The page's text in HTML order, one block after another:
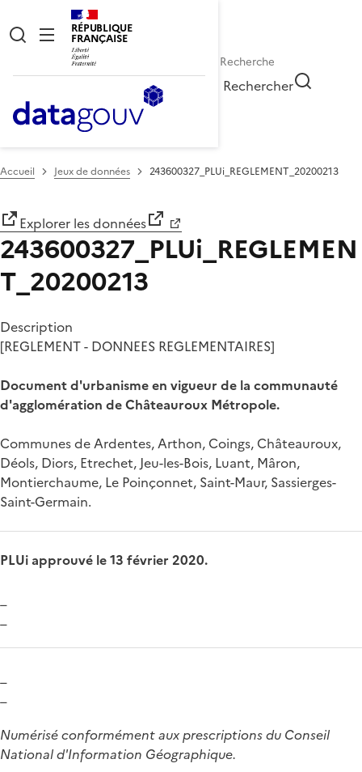
RÉPUBLIQUE
FRANÇAISE
Rechercher
Accueil Jeux de données 243600327_PLUi_REGLEMENT_20200213
Explorer les données
243600327_PLUi_REGLEMEN
T_20200213
Description
[REGLEMENT - DONNEES REGLEMENTAIRES]
Document d'urbanisme en vigueur de la communauté
d'agglomération de Châteauroux Métropole.
Communes de Ardentes, Arthon, Coings, Châteauroux,
Déols, Diors, Etrechet, Jeu-les-Bois, Luant, Mâron,
Montierchaume, Le Poinçonnet, Saint-Maur, Sassierges-
Saint-Germain.
PLUi approuvé le 13 février 2020.
Numérisé conformément aux prescriptions du Conseil
National d'Information Géographique.